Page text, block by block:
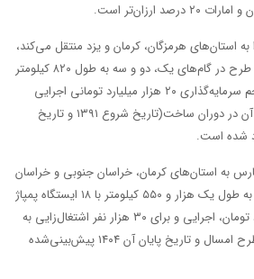
ارزان‌تر است.
هرمزگان، کرمان و یزد منتقل می‌کند،
چند ماه پیش افتتاح شد، این طرح در گام‌های یک، دو و سه به طول ۸۲۰ کیلومتر
با ۱۲ باب ایستگاه پمپاژ، با حجم سرمایه‌گذاری ۲۰ هزار میلیارد تومانی اجرایی
شده که پتانسیل اشتغال‌زایی آن در دوران ساخت(تاریخ شروع ۱۳۹۱ و تاریخ
به استان‌های کرمان، خراسان جنوبی و خراسان
رضوی، پیش‌بینی و این طرح به طول یک هزار و ۵۵۰ کیلومتر با ۱۸ ایستگاه پمپاژ
آب، با سرمایه‌ ۴۷ هزار میلیارد تومان، اجرایی و برای ۳۰ هزار نفر اشتغال‌زایی به
دنبال دارد. تاریخ شروع این طرح امسال و تاریخ پایان آن ۱۴۰۴ پیش‌بینی‌شده